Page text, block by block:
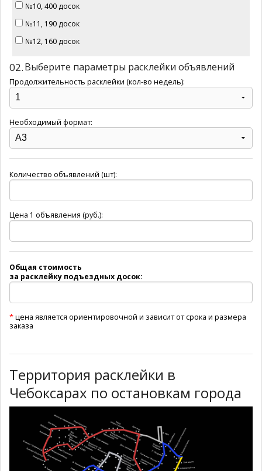
№10, 400 досок
№11, 190 досок
№12, 160 досок
02.Выберите параметры расклейки объявлений
Продолжительность расклейки (кол-во недель):
Необходимый формат:
Количество объявлений (шт):
Цена 1 объявления (руб.):
Общая стоимость
за расклейку подъездных досок:
*цена является ориентировочной и зависит от срока и размера
заказа
Территория расклейки в
Чебоксарах по остановкам города